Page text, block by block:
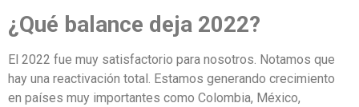
¿Qué balance deja 2022?
El 2022 fue muy satisfactorio para nosotros. Notamos que
hay una reactivación total. Estamos generando crecimiento
en países muy importantes como Colombia, México,